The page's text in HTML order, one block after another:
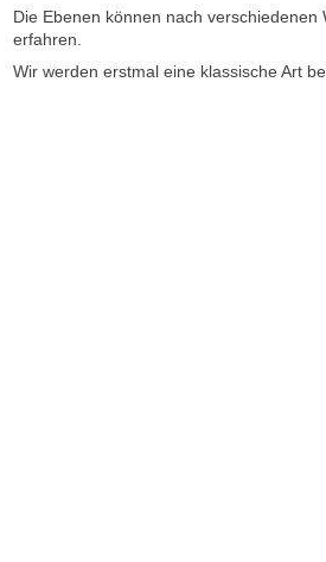
Die Ebenen können nach
erfahren.
Wir werden erstmal eine klassische Art